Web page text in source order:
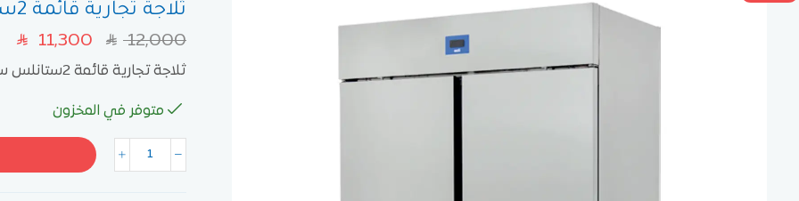
ثلاجة تجارية قائمة 2ستانلس ستيل الباب أوزتي
SAR 12,000
SAR 11,300
ثلاجة تجارية قائمة 2ستانلس ستيل الباب أوزتي
متوفر في المخزون